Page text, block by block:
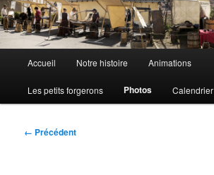
Accueil Notre histoire Animations
Les petits forgerons Photos Calendrier
Navigation
← Précédent